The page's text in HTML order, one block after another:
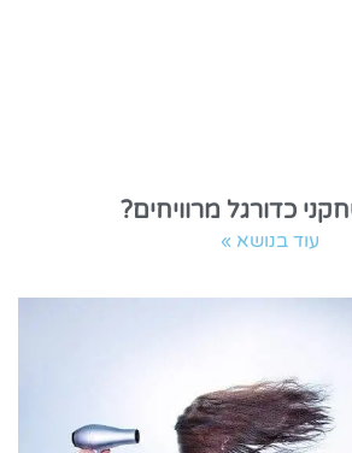
כדורגל מרוויחים?
עוד בנושא »